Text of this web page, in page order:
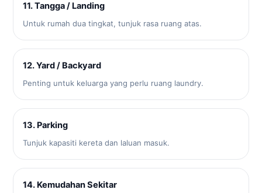
11. Tangga / Landing
Untuk rumah dua tingkat, tunjuk rasa ruang atas.
12. Yard / Backyard
Penting untuk keluarga yang perlu ruang laundry.
13. Parking
Tunjuk kapasiti kereta dan laluan masuk.
14. Kemudahan Sekitar